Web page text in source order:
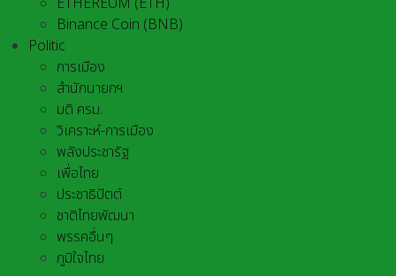
Binance Coin (BNB)
Politic
การเมือง
สำนักนายกฯ
มติ ครม.
วิเคราะห์-การเมือง
พลังประชารัฐ
เพื่อไทย
ประชาธิปัตต์
ชาติไทยพัฒนา
พรรคอื่นๆ
ภูมิใจไทย